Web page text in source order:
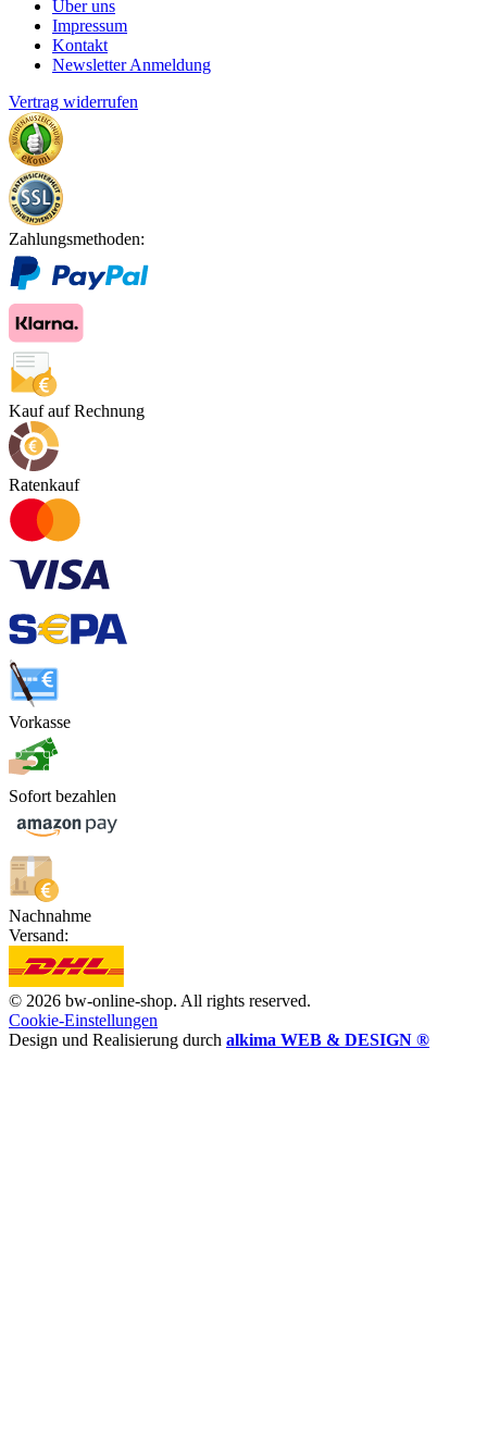
Über uns
Impressum
Kontakt
Newsletter Anmeldung
Vertrag widerrufen
Zahlungsmethoden:
Kauf auf Rechnung
Ratenkauf
Vorkasse
Sofort bezahlen
Nachnahme
Versand:
© 2026 bw-online-shop. All rights reserved.
Cookie-Einstellungen
Design und Realisierung durch alkima WEB & DESIGN ®